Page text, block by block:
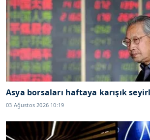
Asya borsaları haftaya karışık
03 Ağustos 2026 10:19